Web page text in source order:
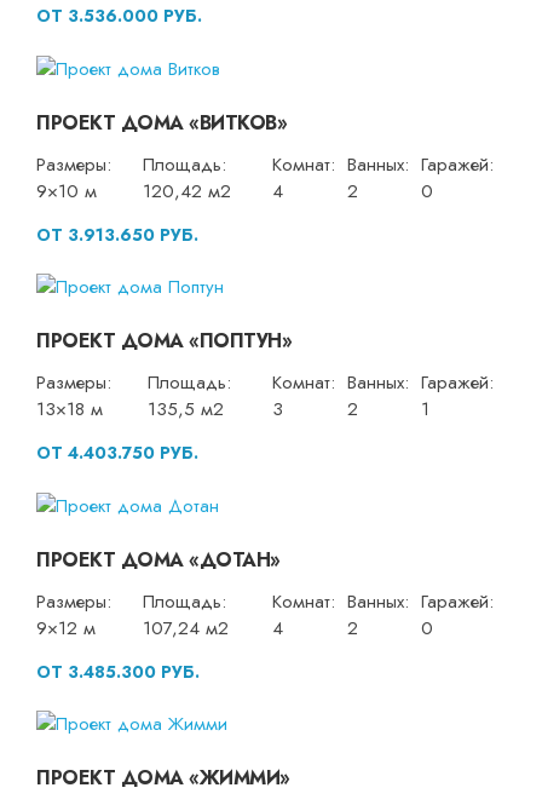
ОТ 3.536.000 РУБ.
ПРОЕКТ ДОМА «ВИТКОВ»
Размеры:
9×10 м
Площадь:
120,42 м2
Комнат:
4
Ванных:
2
Гаражей:
0
ОТ 3.913.650 РУБ.
ПРОЕКТ ДОМА «ПОПТУН»
Размеры:
13×18 м
Площадь:
135,5 м2
Комнат:
3
Ванных:
2
Гаражей:
1
ОТ 4.403.750 РУБ.
ПРОЕКТ ДОМА «ДОТАН»
Размеры:
9×12 м
Площадь:
107,24 м2
Комнат:
4
Ванных:
2
Гаражей:
0
ОТ 3.485.300 РУБ.
ПРОЕКТ ДОМА «ЖИММИ»